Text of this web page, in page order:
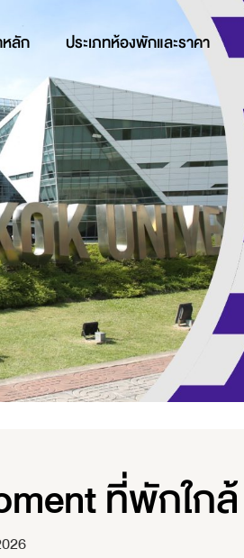
ลัก ประเภทห้องพักและราคา
ที่พักใก